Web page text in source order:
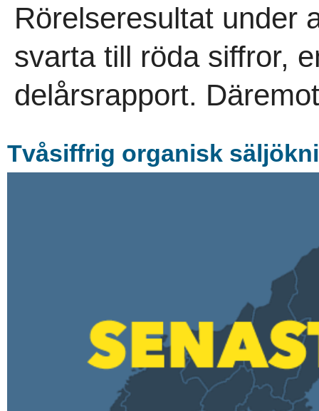
Rörelseresultat under
svarta till röda siffror,
delårsrapport.
Tvåsiffrig organisk